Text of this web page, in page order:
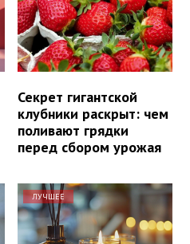
Секрет гигантской
клубники раскрыт: чем
поливают грядки
перед сбором урожая
ЛУЧШЕЕ